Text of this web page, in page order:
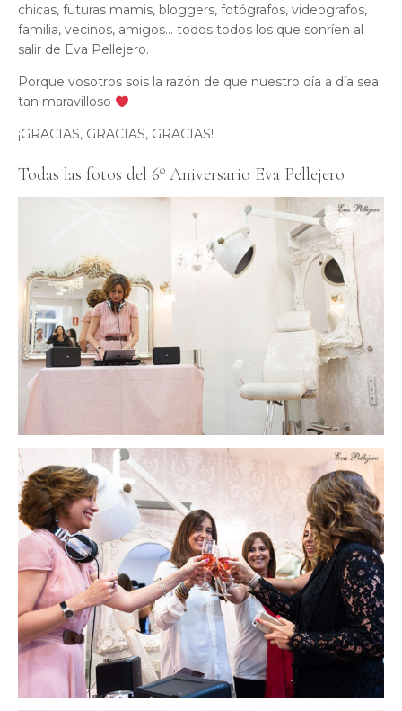
chicas, futuras mamis, bloggers, fotógrafos, videografos,
familia, vecinos, amigos… todos todos los que sonríen al
salir de Eva Pellejero.
Porque vosotros sois la razón de que nuestro día a día sea
tan maravilloso
¡GRACIAS, GRACIAS, GRACIAS!
Todas las fotos del 6º Aniversario Eva Pellejero